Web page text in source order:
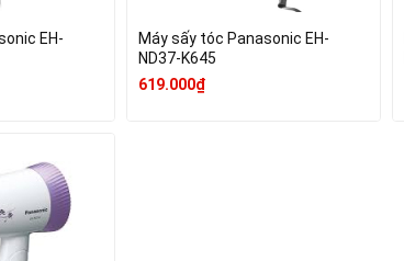
EH-
Máy sấy tóc Panasonic EH-
ND37-K645
619.000₫